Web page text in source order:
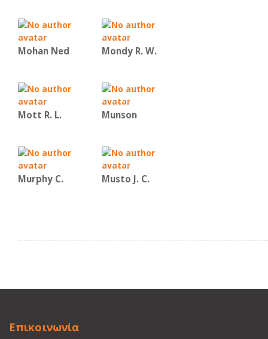
Mohan Ned Mondy R. W.
Mott R. L. Munson
Murphy C. Musto J. C.
Επικοινωνία